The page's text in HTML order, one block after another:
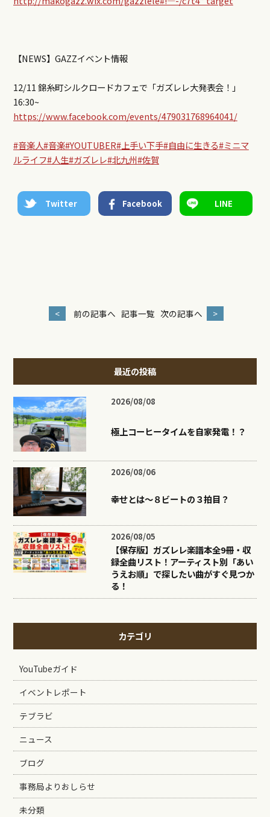
【NEWS】GAZZイベント情報
12/11 錦糸町シルクロードカフェで「ガズレレ大発表会！」
16:30~
https://www.facebook.com/events/479031768964041/
#音楽人#音楽#YOUTUBER#上手い下手#自由に生きる#ミニマ
ルライフ#人生#ガズレレ#北九州#佐賀
Twitter Facebook LINE
< 前の記事へ 記事一覧 次の記事へ >
最近の投稿
2026/08/08
極上コーヒータイムを自家発電！？
2026/08/06
幸せとは〜８ビートの３拍目？
2026/08/05
【保存版】ガズレレ楽譜本全9冊・収
録全曲リスト！アーティスト別「あい
うえお順」で探したい曲がすぐ見つか
る！
カテゴリ
YouTubeガイド
イベントレポート
テブラビ
ニュース
ブログ
事務局よりおしらせ
未分類